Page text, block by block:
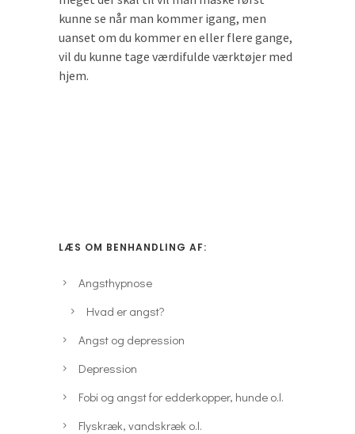
kunne se når man kommer igang, men
uanset om du kommer en eller flere gange,
vil du kunne tage værdifulde værktøjer med
hjem.
LÆS OM BENHANDLING AF:
Angsthypnose
Hvad er angst?
Angst og depression
Depression
Fobi og angst for edderkopper, hunde o.l.
Flyskræk, vandskræk o.l.